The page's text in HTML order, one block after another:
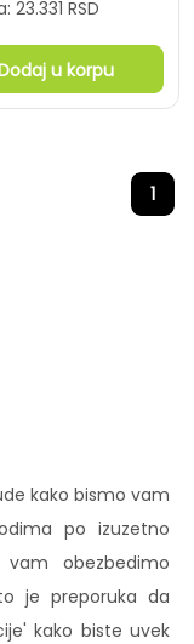
23.331 RSD
u korpu
1
kako bismo vam
po izuzetno
obezbedimo
je preporuka da
kako biste uvek